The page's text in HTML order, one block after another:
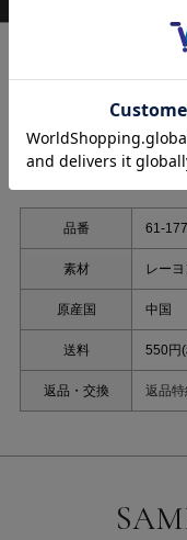
洗練された機能美を誇る「
遊び心のあるディテールを
最大の魅力は、首元にあ
結び目のような立体的なひ
お顔まわりを華やかに見せ
た大人の抜け感を演出しま
素材には、優れた復元力と
を採用。
しなやかに体に沿いながら
一日中美しいシルエットを
毛玉になりにくく型崩れも
取れる優秀な一着です。
洗濯：ドライクリーニング
また、パソコンやスマート
※同じカラー名でも商品に
品番 61-
素材 レー
原産国 中国
送料 550円
返品・交換 返品特